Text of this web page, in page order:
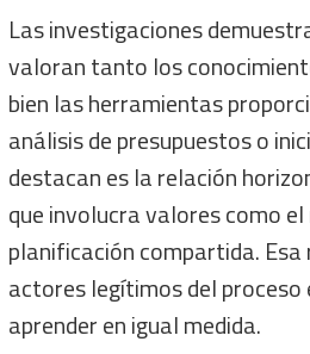
Las investigaciones
valoran tanto los
bien las herramientas
análisis de presupuestos o
destacan es la relación
que involucra valores como
planificación compartida.
actores legítimos del proceso
aprender en igual medida.